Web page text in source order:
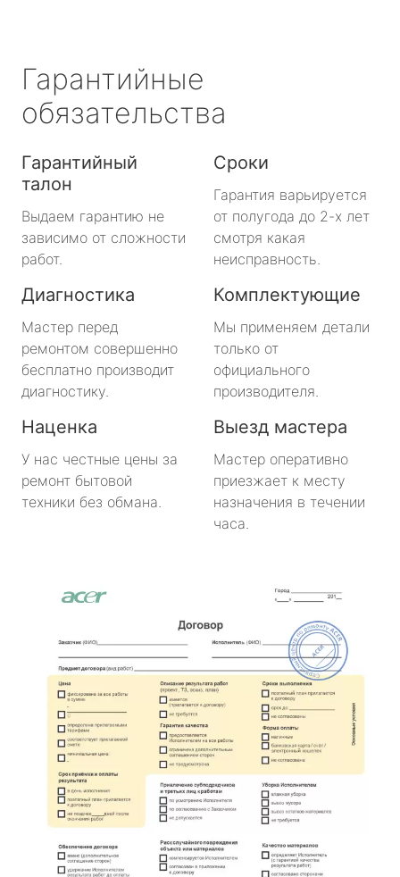
Гарантийные
обязательства
Гарантийный
талон
Выдаем гарантию не
зависимо от сложности
работ.
Сроки
Гарантия варьируется
от полугода до 2-х лет
смотря какая
неисправность.
Диагностика
Мастер перед
ремонтом совершенно
бесплатно производит
диагностику.
Комплектующие
Мы применяем детали
только от
официального
производителя.
Наценка
У нас честные цены за
ремонт бытовой
техники без обмана.
Выезд мастера
Мастер оперативно
приезжает к месту
назначения в течении
часа.